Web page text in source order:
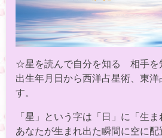
☆星を読んで自分を知る 相手
出生年月日から西洋占星術、東洋
す。
「星」という字は「日」に「生ま
あなたが生まれ出た瞬間に空に